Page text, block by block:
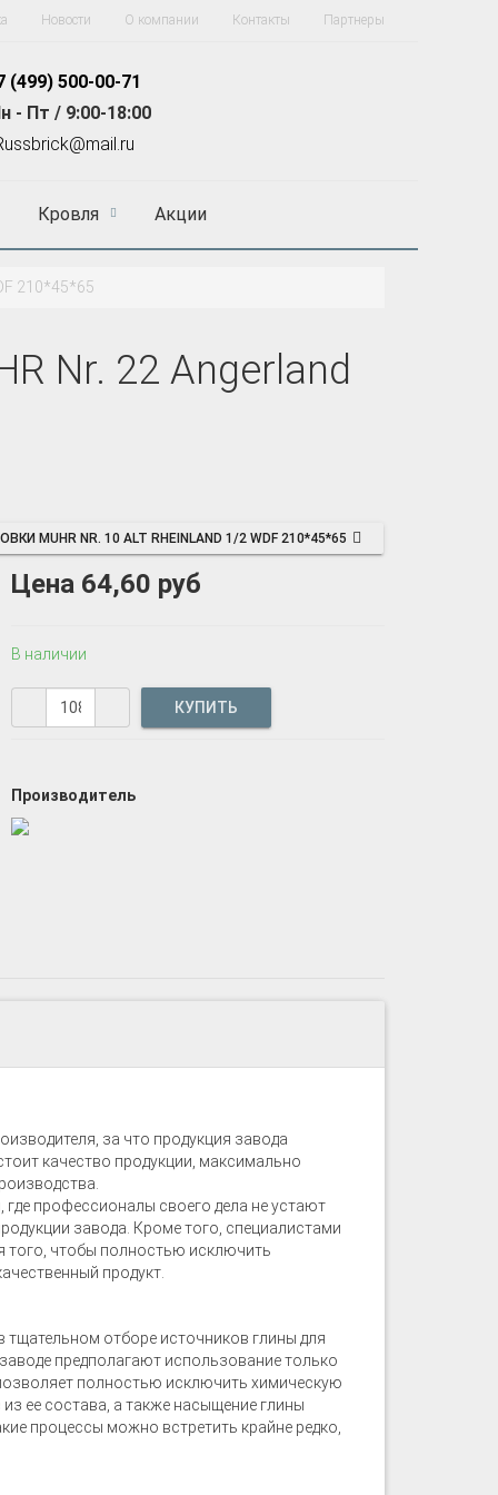
Новости О компании Контакты Партнеры
(499) 500-00-71
- Пт / 9:00-18:00
ussbrick@mail.ru
Кровля Акции
210*45*65
Nr. 22 Angerland
MUHR NR. 10 ALT RHEINLAND 1/2 WDF 210*45*65
Цена 64,60 руб
В наличии
Производитель
за что продукция завода
качество продукции, максимально
профессионалы своего дела не устают
завода. Кроме того, специалистами
того, чтобы полностью исключить
продукт.
тщательном отборе источников глины для
предполагают использование только
полностью исключить химическую
ее состава, а также насыщение глины
процессы можно встретить крайне редко,